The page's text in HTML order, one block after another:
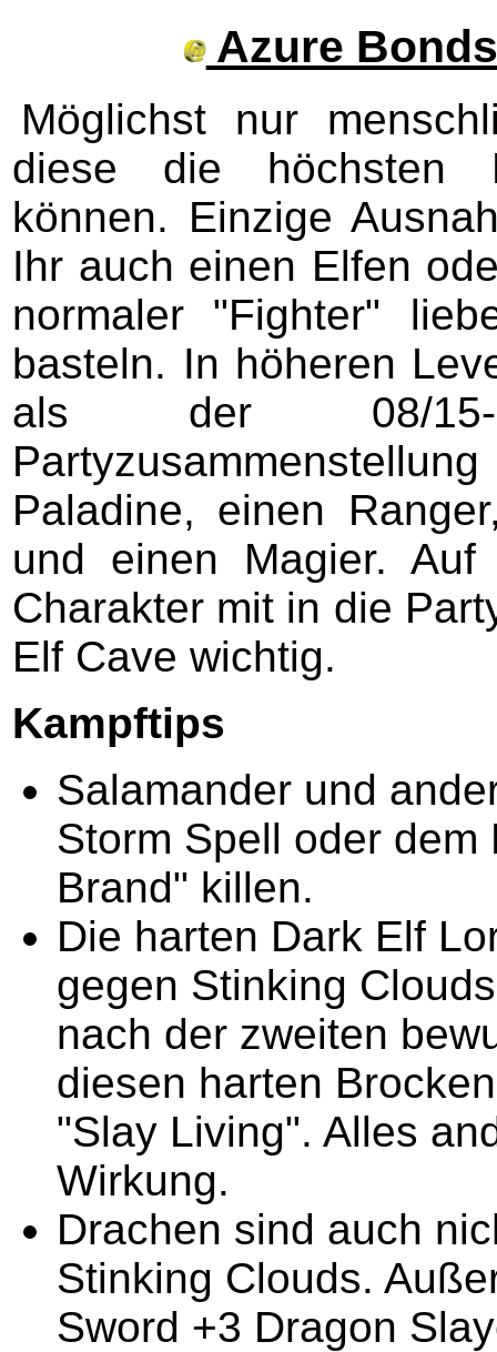
Azure
Möglichst nur
diese die höchsten
können. Einzige
Ihr auch einen Elfen
normaler "Fighter"
basteln. In höheren
als der 08/15-
Paladine, einen
und einen Magier.
Charakter mit in die
Elf Cave wichtig.
Kampftips
Salamander und
Storm Spell oder
Brand" killen.
Die harten Dark Elf
gegen Stinking
nach der zweiten
diesen harten
"Slay Living". Alles
Wirkung.
Drachen sind auch
Stinking Clouds.
Sword +3 Dragon